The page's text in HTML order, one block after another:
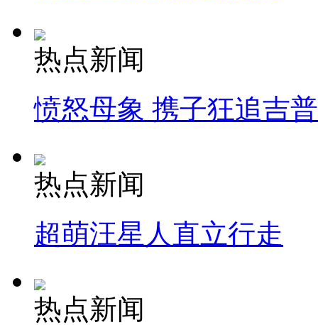
热点新闻
愤怒母象 携子狂追吉
热点新闻
超萌汪星人直立行走
热点新闻